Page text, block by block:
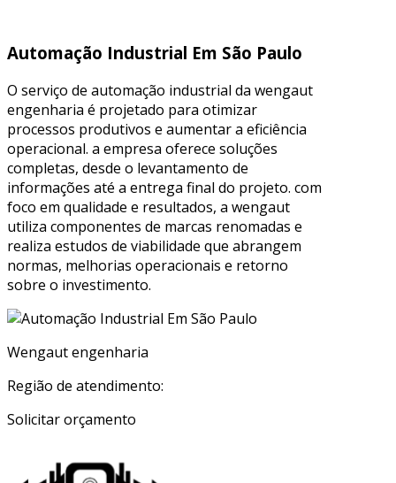
Automação Industrial Em São Paulo
O serviço de automação industrial da wengaut
engenharia é projetado para otimizar
processos produtivos e aumentar a eficiência
operacional. a empresa oferece soluções
completas, desde o levantamento de
informações até a entrega final do projeto. com
foco em qualidade e resultados, a wengaut
utiliza componentes de marcas renomadas e
realiza estudos de viabilidade que abrangem
normas, melhorias operacionais e retorno
sobre o investimento.
Wengaut engenharia
Região de atendimento:
Solicitar orçamento